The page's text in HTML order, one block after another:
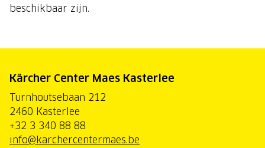
beschikbaar zijn.
Kärcher Center Maes Kasterlee
Turnhoutsebaan 212
2460 Kasterlee
+32 3 340 88 88
info@karchercentermaes.be